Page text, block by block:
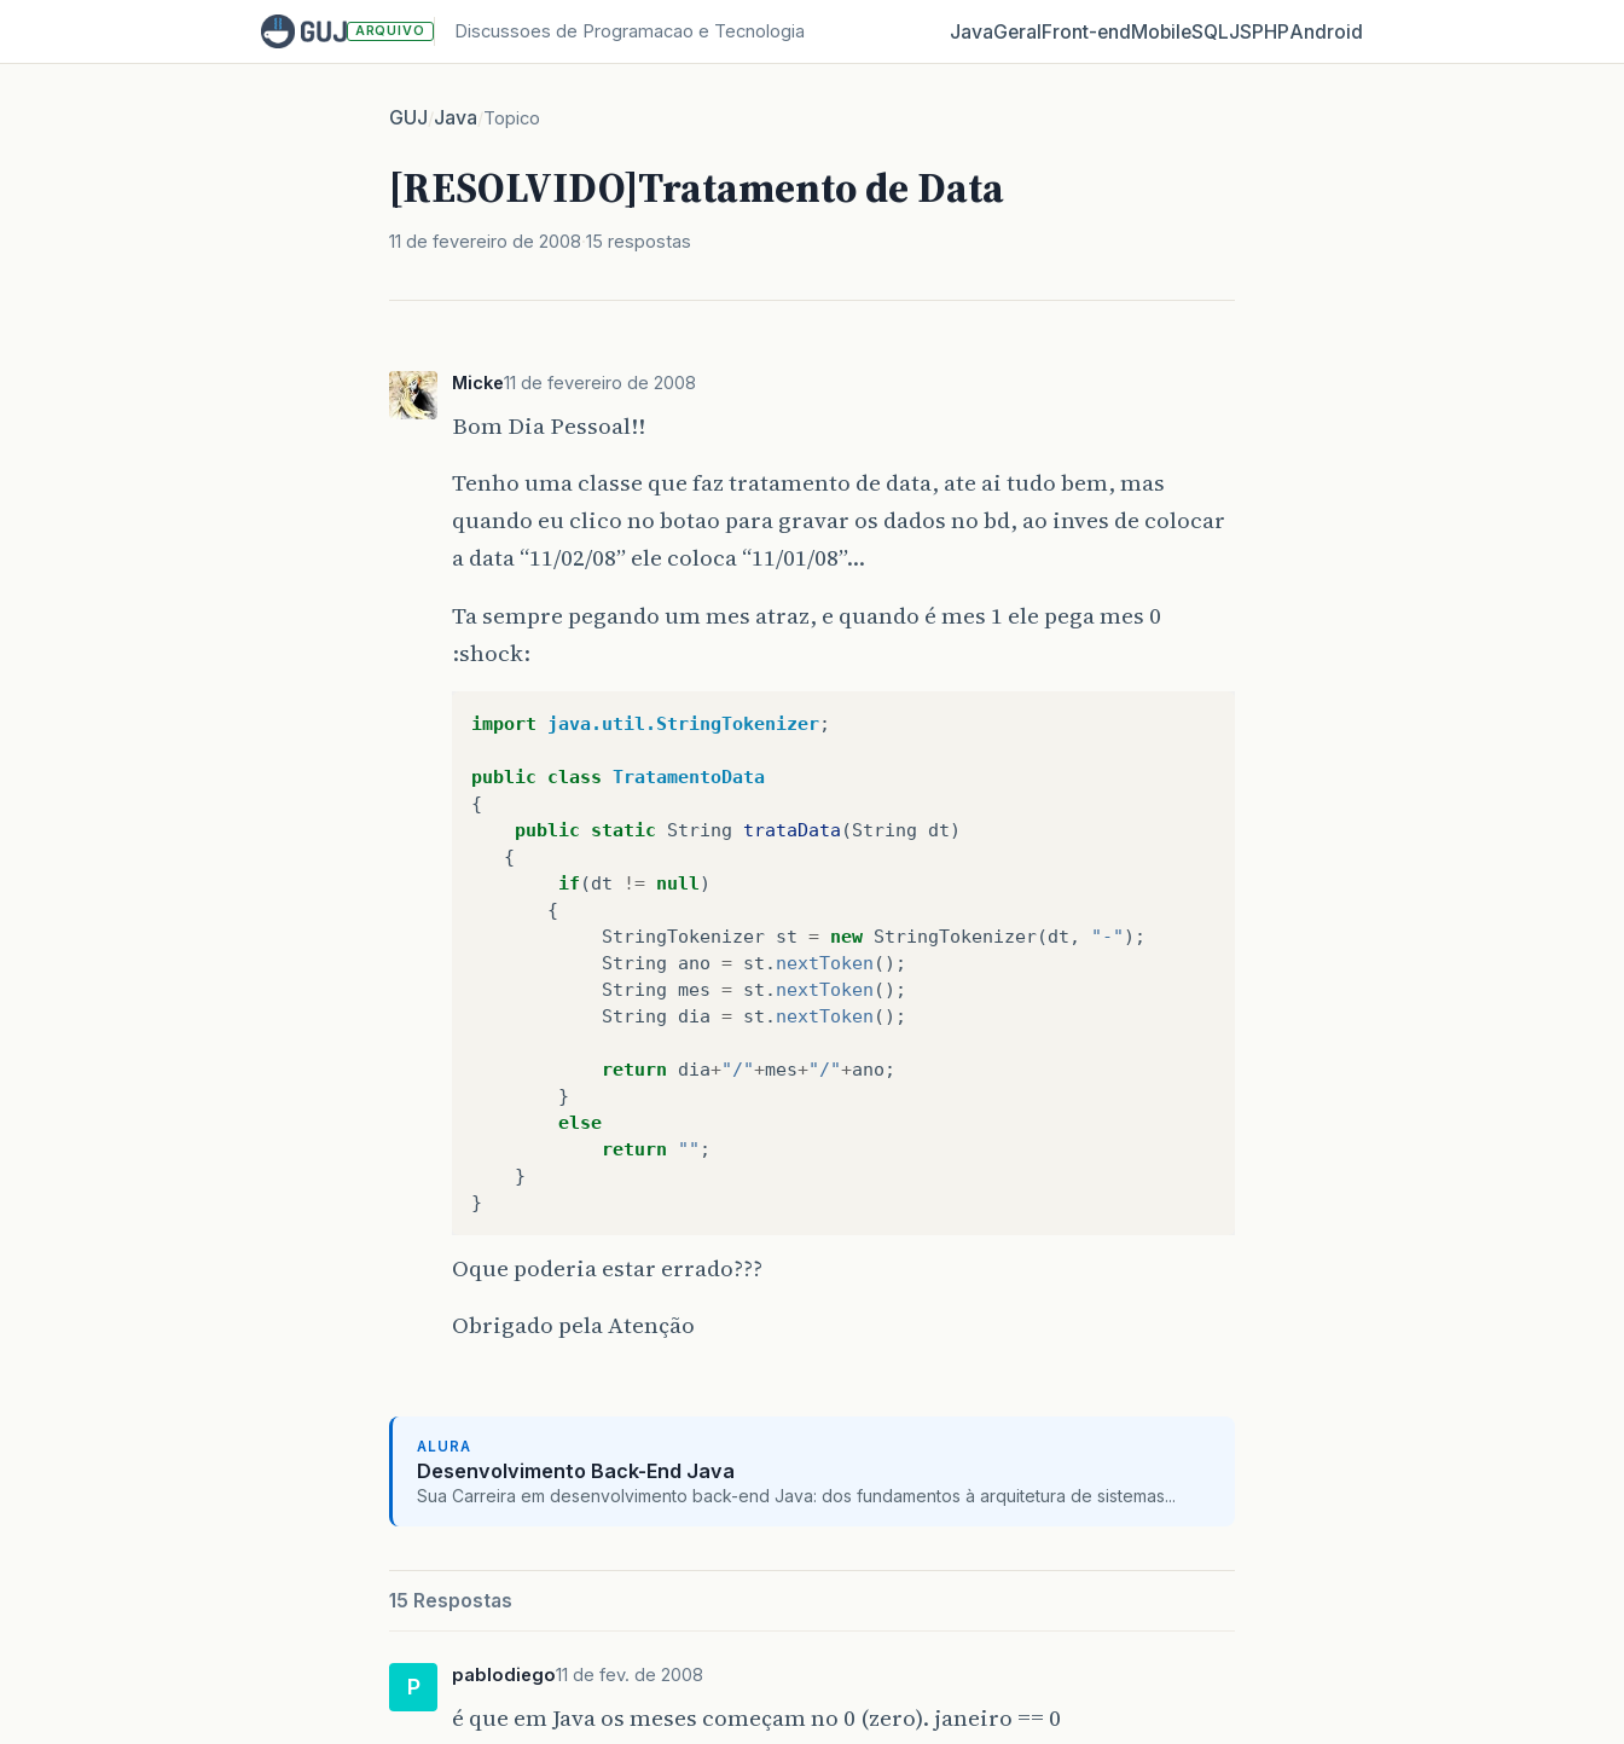
ARQUIVO Discussoes de Programacao e Tecnologia JavaGeralFront‑endMobileSQLJSPHPAndroid
GUJ/Java/Topico
[RESOLVIDO]Tratamento de Data
11 de fevereiro de 2008 15 respostas
Micke11 de fevereiro de 2008
Bom Dia Pessoal!!
Tenho uma classe que faz tratamento de data, ate ai tudo bem, mas
quando eu clico no botao para gravar os dados no bd, ao inves de colocar
a data “11/02/08” ele coloca “11/01/08”…
Ta sempre pegando um mes atraz, e quando é mes 1 ele pega mes 0
:shock:
import java.util.StringTokenizer;
public class TratamentoData
{
public
static String trataData (String dt)
{
if (dt != null )
{
StringTokenizer st = new StringTokenizer(dt , "-" );
String
ano = st . nextToken ();
String mes = st . nextToken ();
String
dia = st . nextToken ();
return dia+"/"+mes+"/"+ano ;
}
else
return
"" ;
}
}
Oque poderia estar errado???
Obrigado pela Atenção
ALURA
Desenvolvimento Back-End Java
Sua Carreira em desenvolvimento back-end Java: dos fundamentos à arquitetura de sistemas...
15 Respostas
P pablodiego11 de fev. de 2008
é que em Java os meses começam no 0 (zero). janeiro == 0